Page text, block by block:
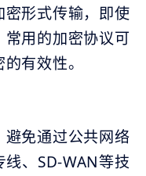
形式传输，即使
用的加密协议可
有效性。
免通过公共网络
、SD-WAN等技